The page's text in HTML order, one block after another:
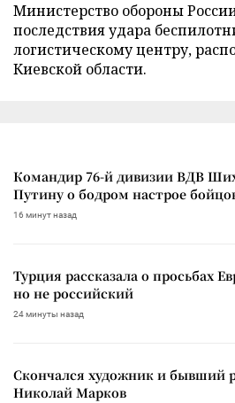
Министерство обороны
последствия удара
логистическому центру,
Киевской области.
Командир 76-й дивизии ВДВ
Путину о бодром настрое
16 минут назад
Турция рассказала о просьбах
но не российский
24 минуты назад
Скончался художник и бывший
Николай Марков